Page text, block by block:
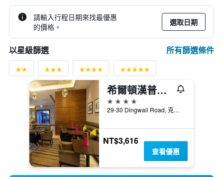
請輸入行程日期來找最優惠
的價格。
選取日期
以星級篩選 所有篩選條件
希爾頓漢普頓倫敦克羅伊登酒店
4星級
29-30 Dingwall Road, 克羅伊登, 英國
NT$3,616
查看優惠